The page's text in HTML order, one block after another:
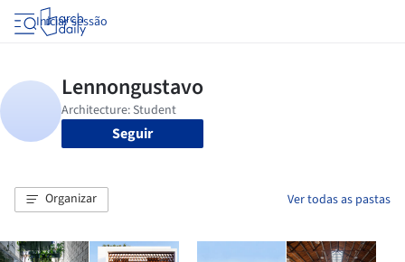
Iniciar sessão
Seguir
Organizar Ver todas as pastas